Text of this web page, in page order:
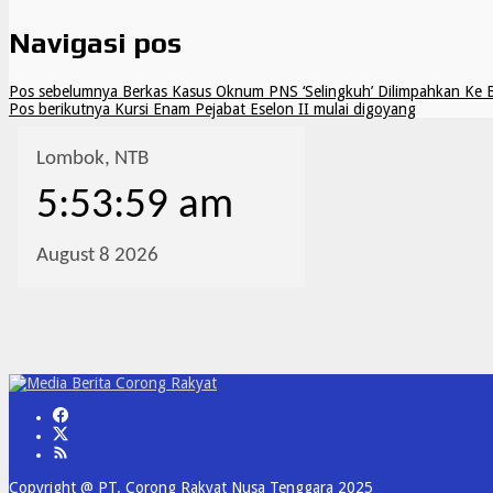
Navigasi pos
Pos sebelumnya Berkas Kasus Oknum PNS ‘Selingkuh’ Dilimpahkan Ke
Pos berikutnya Kursi Enam Pejabat Eselon II mulai digoyang
Copyright @ PT. Corong Rakyat Nusa Tenggara 2025